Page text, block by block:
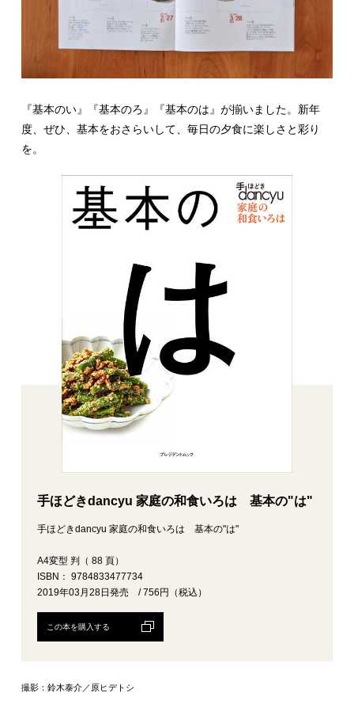
『基本のい』『基本のろ』『基本のは』が揃いました。新年
度、ぜひ、基本をおさらいして、毎日の夕食に楽しさと彩り
を。
手ほどきdancyu 家庭の和食いろは 基本の"は"
手ほどきdancyu 家庭の和食いろは 基本の"は"
A4変型 判（ 88 頁）
ISBN： 9784833477734
2019年03月28日発売 / 756円（税込）
この本を購入する
撮影：鈴木泰介／原ヒデトシ